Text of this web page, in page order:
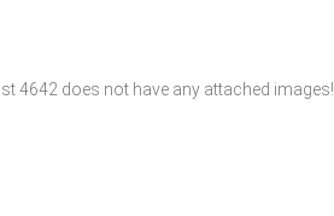
4642 does not have any attached images!